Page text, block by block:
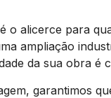
o alicerce para
ampliação
da sua obra é
garantimos